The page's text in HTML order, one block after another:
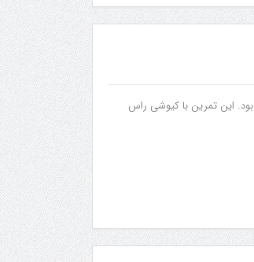
پنجشنبه 29 آبان باشگاه نیکان شاهد برگزاری دومین سمینار فنی آقایان در سال 93 بود. این تمرین با کیوشی راس